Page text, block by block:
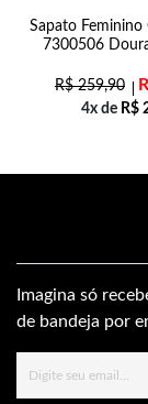
Sapato Feminino
7300506
R$259,90
4x de R$
Imagina só
de bandeja por